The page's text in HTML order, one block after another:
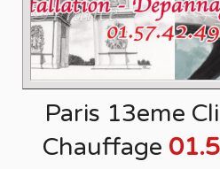
Paris 13eme
Chauffage